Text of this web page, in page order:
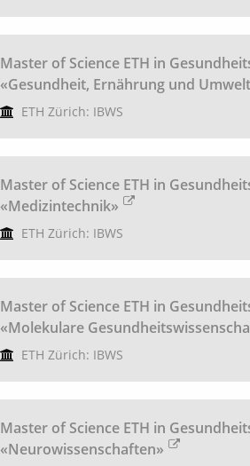
Master of Science ETH in
«Gesundheit, Ernährung und
ETH Zürich: IBWS
Master of Science ETH in
«Medizintechnik»
ETH Zürich: IBWS
Master of Science ETH in
«Molekulare
ETH Zürich: IBWS
Master of Science ETH in
«Neurowissenschaften»